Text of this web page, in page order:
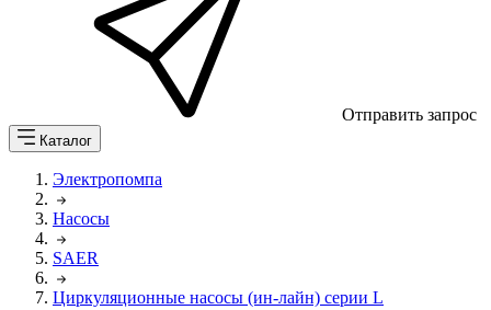
Отправить запрос
Каталог
Электропомпа
Насосы
SAER
Циркуляционные насосы (ин-лайн) серии L